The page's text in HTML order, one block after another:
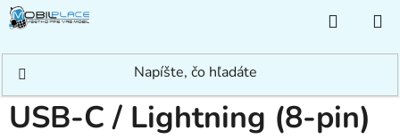
Prejsť
na
KOŠÍK
Dátové/Nabíjacie káble /
USB-C / Lightning (8-pin)